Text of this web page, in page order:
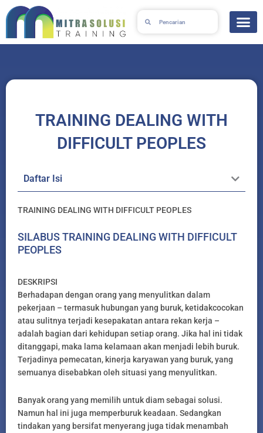
Skip
to
TRAINING DEALING WITH
DIFFICULT PEOPLES
Daftar Isi
TRAINING DEALING WITH DIFFICULT PEOPLES
SILABUS TRAINING DEALING WITH DIFFICULT
PEOPLES
DESKRIPSI
Berhadapan dengan orang yang menyulitkan dalam
pekerjaan – termasuk hubungan yang buruk, ketidakcocokan
atau sulitnya terjadi kesepakatan antara rekan kerja –
adalah bagian dari kehidupan setiap orang. Jika hal ini tidak
ditanggapi, maka lama kelamaan akan menjadi lebih buruk.
Terjadinya pemecatan, kinerja karyawan yang buruk, yang
semuanya disebabkan oleh situasi yang menyulitkan.
Banyak orang yang memilih untuk diam sebagai solusi.
Namun hal ini juga memperburuk keadaan. Sedangkan
tindakan yang bersifat menyerang juga tidak menambah